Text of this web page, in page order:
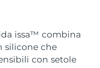
issa™ combina
silicone che
con setole